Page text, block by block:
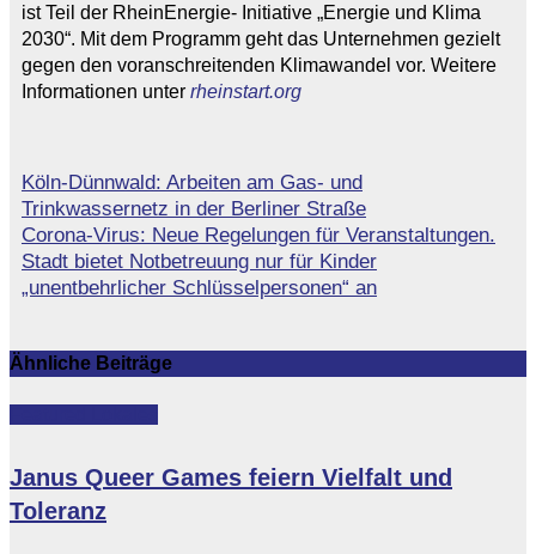
ist Teil der RheinEnergie- Initiative „Energie und Klima
2030“. Mit dem Programm geht das Unternehmen gezielt
gegen den voranschreitenden Klimawandel vor. Weitere
Informationen unter rheinstart.org
Beitragsnavigation
Köln-Dünnwald: Arbeiten am Gas- und
Trinkwassernetz in der Berliner Straße
Corona-Virus: Neue Regelungen für Veranstaltungen.
Stadt bietet Notbetreuung nur für Kinder
„unentbehrlicher Schlüsselpersonen“ an
Ähnliche Beiträge
Janus Queer Games feiern Vielfalt und
Toleranz